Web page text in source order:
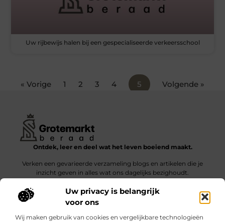
Uw privacy is belangrijk
voor ons
Wij maken gebruik van cookies en vergelijkbare technologieën
Uw rijbewijs halen bij een gespecialiseerde verkeersschool
« Vorige 1 2 3 4 5 Volgende »
Ontdek, leer en deel wat het leven boeiend maakt.
Verken een gevarieerde verzameling blogs en artikelen die je
inzicht geven in alles wat ons dagelijks bezighoudt.
Bericht categorie